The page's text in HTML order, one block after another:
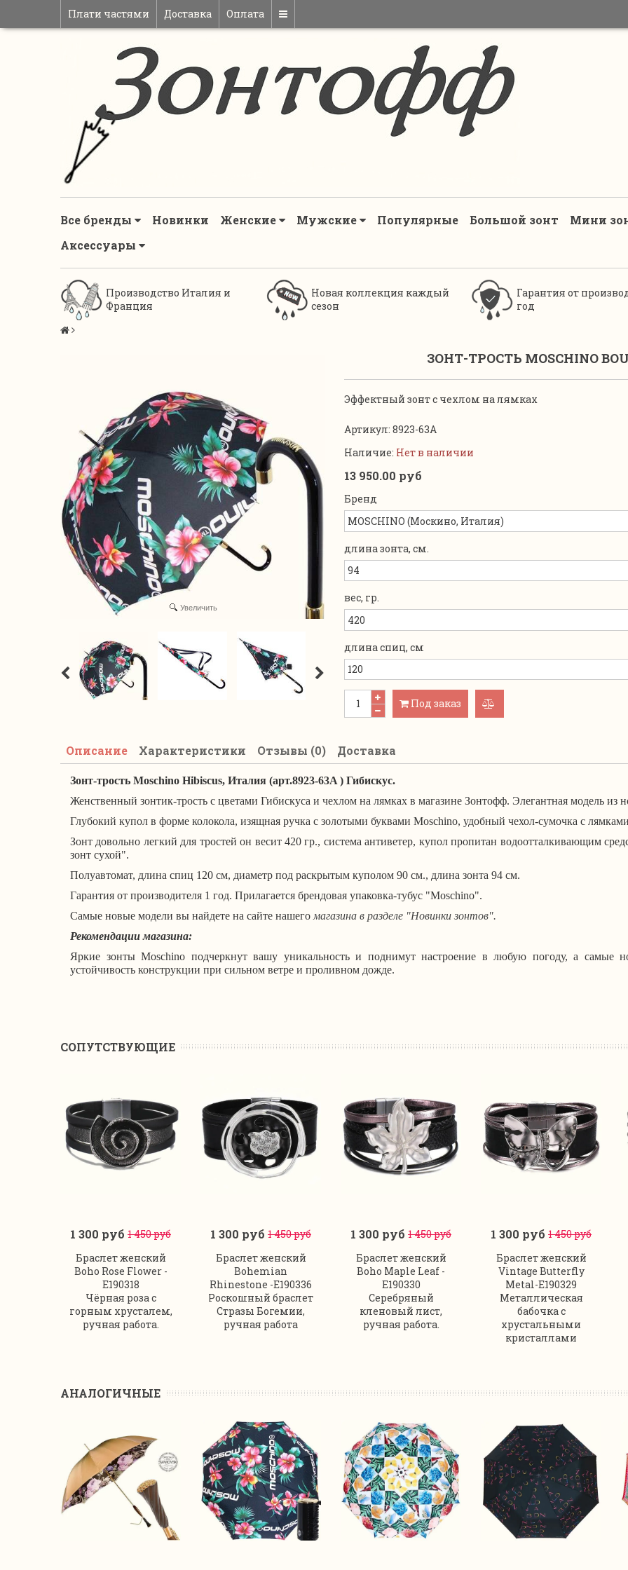
Плати частями Доставка Оплата
Все бренды Новинки Женские Мужские Популярные Большой зонт Мини
Аксессуары
Производство Италия и
Франция
Новая коллекция каждый
сезон
Гарантия от
год
Увеличить
ЗОНТ-ТРОСТЬ MOSCHINO
Эффектный зонт с чехлом на лямках
Артикул: 8923-63A
Наличие: Нет в наличии
13 950.00 руб
Бренд
длина зонта, см.
вес, гр.
длина спиц, см
Под заказ
Описание Характеристики Отзывы (0) Доставка
Зонт-трость Moschino Hibiscus, Италия (арт.8923-63A ) Гибискус.
Женственный зонтик-трость с цветами Гибискуса и чехлом на лямках в магазине Зонтофф. Элегантная модель из
Глубокий купол в форме колокола, изящная ручка с золотыми буквами Moschino, удобный чехол-сумочка с
Зонт довольно легкий для тростей он весит 420 гр., система антиветер, купол пропитан водоотталкивающим
зонт сухой".
Полуавтомат, длина спиц 120 см, диаметр под раскрытым куполом 90 см., длина зонта 94 см.
Гарантия от производителя 1 год. Прилагается брендовая упаковка-тубус "Moschino".
Самые новые модели вы найдете на сайте нашего магазина в разделе "Новинки зонтов".
Рекомендации магазина:
Яркие зонты Moschino подчеркнут вашу уникальность и поднимут настроение в любую погоду, а самые
устойчивость конструкции при сильном ветре и проливном дожде.
CОПУТСТВУЮЩИЕ
В корзину
1 300 руб 1 450 руб
Браслет женский
Boho Rose Flower -
E190318
Чёрная роза с
горным хрусталем,
ручная работа.
В корзину
1 300 руб 1 450 руб
Браслет женский
Bohemian
Rhinestone -E190336
Роскошный браслет
Стразы Богемии,
ручная работа
В корзину
1 300 руб 1 450 руб
Браслет женский
Boho Maple Leaf -
E190330
Серебряный
кленовый лист,
ручная работа.
В корзину
1 300 руб 1 450 руб
Браслет женский
Vintage Butterfly
Metal-E190329
Металлическая
бабочка с
хрустальными
кристаллами
АНАЛОГИЧНЫЕ